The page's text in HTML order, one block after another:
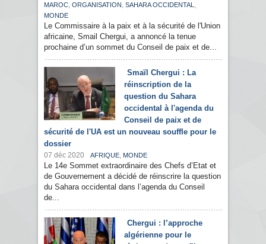
MAROC, ORGANISATION , SAHARA OCCIDENTAL ,
MONDE
Le Commissaire à la paix et à la sécurité de l'Union
africaine, Smail Chergui, a annoncé la tenue
prochaine d’un sommet du Conseil de paix et de...
Smaïl Chergui : La
réinscription de la
question du Sahara
occidental à l'agenda du
Conseil de paix et de
sécurité de l'UA est un nouveau souffle pour le
dossier
07 déc 2020 AFRIQUE, MONDE
Le 14e Sommet extraordinaire des Chefs d’Etat et
de Gouvernement a décidé de réinscrire la question
du Sahara occidental dans l’agenda du Conseil
de...
Chergui : l’approche
algérienne pour le